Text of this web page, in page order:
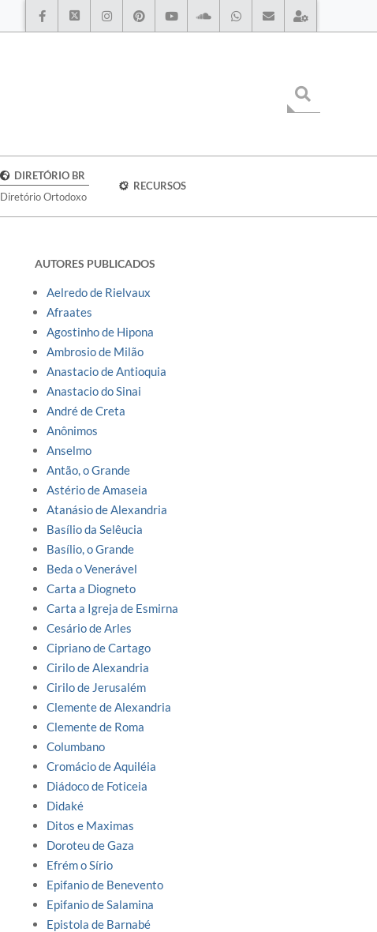
DIRETÓRIO BR
Diretório Ortodoxo
RECURSOS
AUTORES PUBLICADOS
Aelredo de Rielvaux
Afraates
Agostinho de Hipona
Ambrosio de Milão
Anastacio de Antioquia
Anastacio do Sinai
André de Creta
Anônimos
Anselmo
Antão, o Grande
Astério de Amaseia
Atanásio de Alexandria
Basílio da Selêucia
Basílio, o Grande
Beda o Venerável
Carta a Diogneto
Carta a Igreja de Esmirna
Cesário de Arles
Cipriano de Cartago
Cirilo de Alexandria
Cirilo de Jerusalém
Clemente de Alexandria
Clemente de Roma
Columbano
Cromácio de Aquiléia
Diádoco de Foticeia
Didaké
Ditos e Maximas
Doroteu de Gaza
Efrém o Sírio
Epifanio de Benevento
Epifanio de Salamina
Epistola de Barnabé